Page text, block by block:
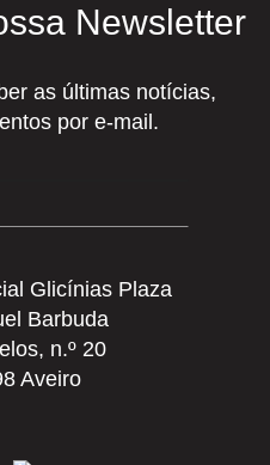
Newsletter
as últimas notícias,
por e-mail.
Glicínias Plaza
Barbuda
n.º 20
Aveiro